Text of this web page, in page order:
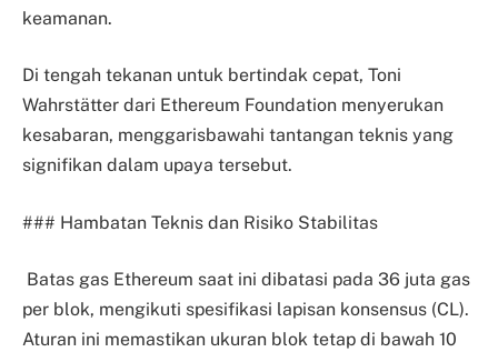
keamanan.
Di tengah tekanan untuk bertindak cepat, Toni
Wahrstätter dari Ethereum Foundation menyerukan
kesabaran, menggarisbawahi tantangan teknis yang
signifikan dalam upaya tersebut.
### Hambatan Teknis dan Risiko Stabilitas
Batas gas Ethereum saat ini dibatasi pada 36 juta gas
per blok, mengikuti spesifikasi lapisan konsensus (CL).
Aturan ini memastikan ukuran blok tetap di bawah 10